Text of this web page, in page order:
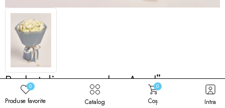
Buchet din ranunculus „Assol”
Cod produs: 00046
0
Produse favorite Catalog
0
Coș Intra